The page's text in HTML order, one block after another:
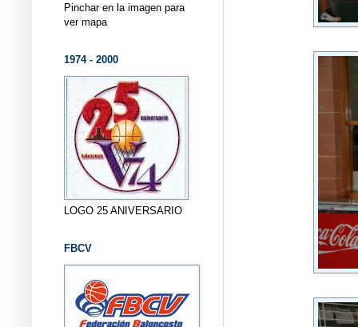
Pinchar en la imagen para
ver mapa
1974 - 2000
LOGO 25 ANIVERSARIO
FBCV